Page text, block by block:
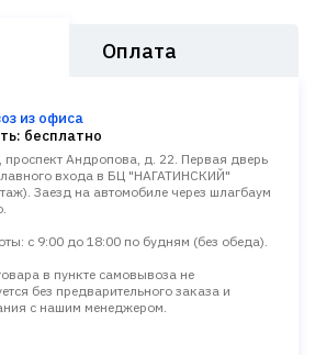
Оплата
из офиса
бесплатно
проспект Андропова, д. 22. Первая дверь
входа в БЦ "НАГАТИНСКИЙ"
Заезд на автомобиле через шлагбаум
с 9:00 до 18:00 по будням (без обеда).
в пункте самовывоза не
без предварительного заказа и
с нашим менеджером.